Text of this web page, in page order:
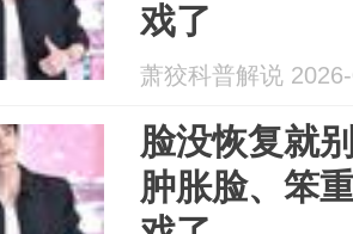
戏了
萧狡科普解说
脸没恢复就
肿胀脸、笨